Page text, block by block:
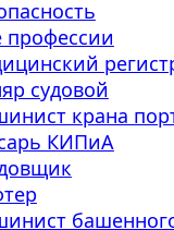
профессии
судовой
крана
КИПиА